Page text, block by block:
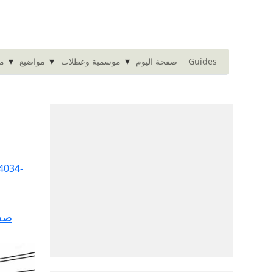
▾ مواضيع ▾ موسمية وعطلات ▾ صفحة اليوم Guides